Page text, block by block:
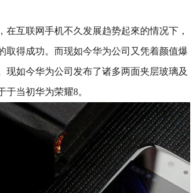
互联网手机不久发展趋势起來的情况下，
取得成功。而现如今华为公司又凭着颜值爆
如今华为公司发布了诸多两面夹层玻璃及
当初华为荣耀8。